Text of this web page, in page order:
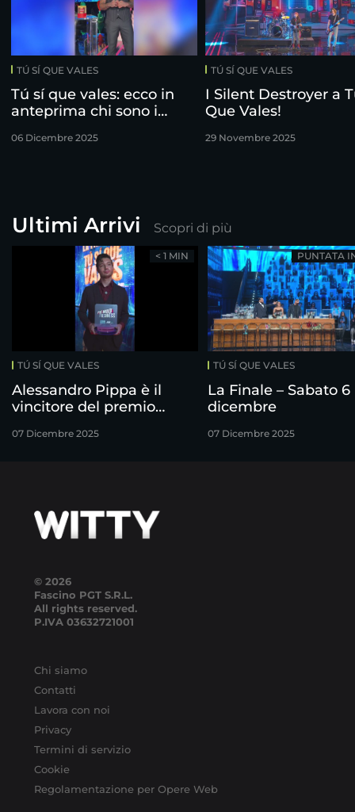
TÚ SÍ QUE VALES
Tú sí que vales: ecco in
anteprima chi sono i
06 Dicembre 2025
TÚ SÍ QUE VALES
I Silent Destroyer a
Que Vales!
29 Novembre 2025
Ultimi Arrivi Scopri di più
TÚ SÍ QUE VALES
Alessandro Pippa è il
vincitore del premio
07 Dicembre 2025
< 1 MIN
TÚ SÍ QUE VALES
La Finale – Sabato 6
dicembre
07 Dicembre 2025
PUNTATA
© 2026
Fascino PGT S.R.L.
All rights reserved.
P.IVA 03632721001
Chi siamo
Contatti
Lavora con noi
Privacy
Termini di servizio
Cookie
Regolamentazione per Opere Web